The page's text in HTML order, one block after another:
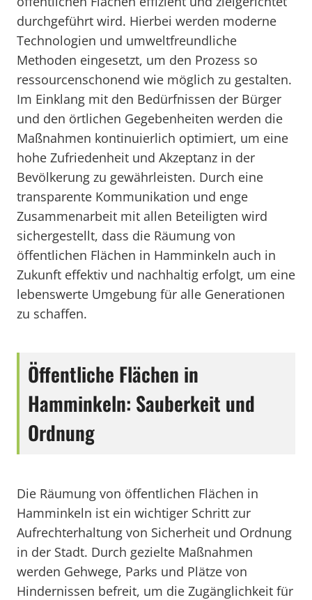
durchgeführt wird. Hierbei werden moderne
Technologien und umweltfreundliche
Methoden eingesetzt, um den Prozess so
ressourcenschonend wie möglich zu gestalten.
Im Einklang mit den Bedürfnissen der Bürger
und den örtlichen Gegebenheiten werden die
Maßnahmen kontinuierlich optimiert, um eine
hohe Zufriedenheit und Akzeptanz in der
Bevölkerung zu gewährleisten. Durch eine
transparente Kommunikation und enge
Zusammenarbeit mit allen Beteiligten wird
sichergestellt, dass die Räumung von
öffentlichen Flächen in Hamminkeln auch in
Zukunft effektiv und nachhaltig erfolgt, um eine
lebenswerte Umgebung für alle Generationen
zu schaffen.
Öffentliche Flächen in
Hamminkeln: Sauberkeit und
Ordnung
Die Räumung von öffentlichen Flächen in
Hamminkeln ist ein wichtiger Schritt zur
Aufrechterhaltung von Sicherheit und Ordnung
in der Stadt. Durch gezielte Maßnahmen
werden Gehwege, Parks und Plätze von
Hindernissen befreit, um die Zugänglichkeit für